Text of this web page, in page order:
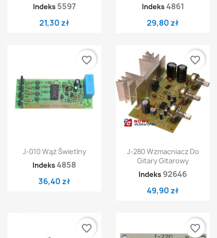
Indeks 5597
21,30 zł
Indeks 4861
29,80 zł
J-010 Wąż Świetlny
Indeks 4858
36,40 zł
favorite_border
J-280 Wzmacniacz Do
Gitary Gitarowy
Indeks 92646
49,90 zł
favorite_border
favorite_border favorite_border